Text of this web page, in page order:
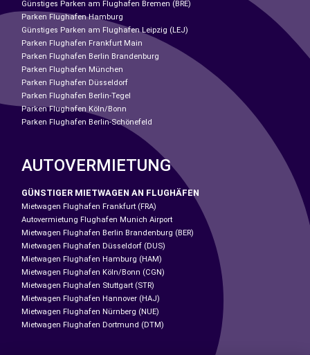
Günstiges Parken am Flughafen Bremen (BRE)
Parken Flughafen Hamburg
Günstiges Parken am Flughafen Leipzig (LEJ)
Parken Flughafen Frankfurt Main
Parken Flughafen Berlin Brandenburg
Parken Flughafen München
Parken Flughafen Düsseldorf
Parken Flughafen Berlin-Tegel
Parken Flughafen Köln/Bonn
Parken Flughafen Berlin-Schönefeld
AUTOVERMIETUNG
GÜNSTIGER MIETWAGEN AN FLUGHÄFEN
Mietwagen Flughafen Frankfurt (FRA)
Autovermietung Flughafen Munich Airport
Mietwagen Flughafen Berlin Brandenburg (BER)
Mietwagen Flughafen Düsseldorf (DUS)
Mietwagen Flughafen Hamburg (HAM)
Mietwagen Flughafen Köln/Bonn (CGN)
Mietwagen Flughafen Stuttgart (STR)
Mietwagen Flughafen Hannover (HAJ)
Mietwagen Flughafen Nürnberg (NUE)
Mietwagen Flughafen Dortmund (DTM)